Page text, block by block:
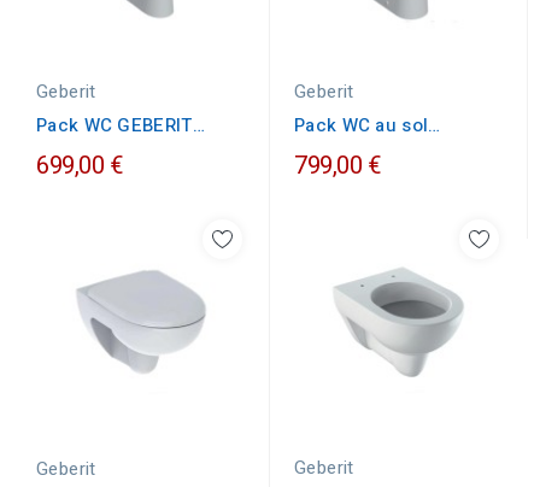
Geberit
Pack WC GEBERIT
RENOVA sortie
horizontale
699,00 €
Geberit
Pack WC au sol
compact complet
GEBERIT...
799,00 €
Geberit
Geberit